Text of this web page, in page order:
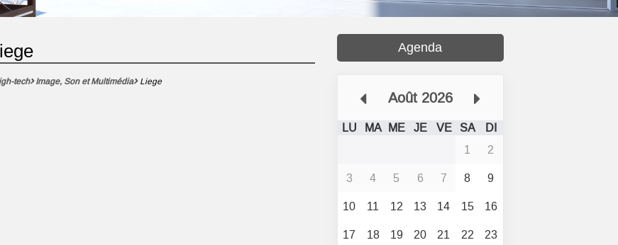
tech Image, Son et Multimédia Liege
Agenda
Août 2026
LU MA ME JE VE SA
DI
1
2
3
4 5 6 7 8
9
10
11 12 13 14 15
16
17
18 19 20 21 22
23